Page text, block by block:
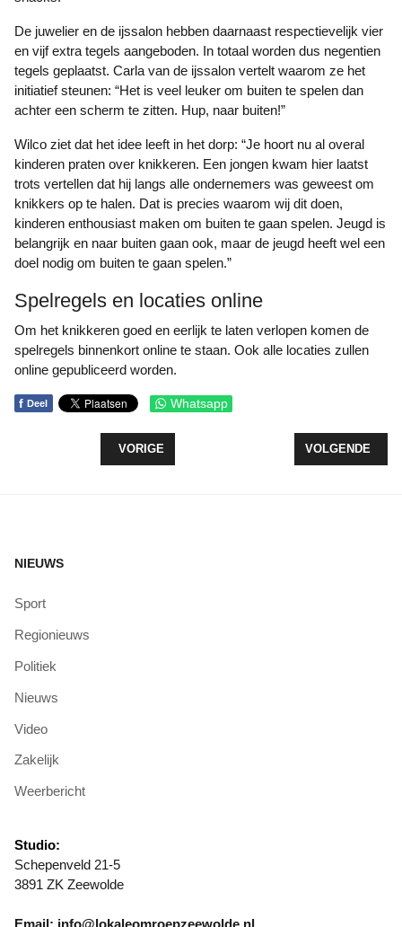
De juwelier en de ijssalon hebben daarnaast respectievelijk vier
en vijf extra tegels aangeboden. In totaal worden dus negentien
tegels geplaatst. Carla van de ijssalon vertelt waarom ze het
initiatief steunen: “Het is veel leuker om buiten te spelen dan
achter een scherm te zitten. Hup, naar buiten!”
Wilco ziet dat het idee leeft in het dorp: “Je hoort nu al overal
kinderen praten over knikkeren. Een jongen kwam hier laatst
trots vertellen dat hij langs alle ondernemers was geweest om
knikkers op te halen. Dat is precies waarom wij dit doen,
kinderen enthousiast maken om buiten te gaan spelen. Jeugd is
belangrijk en naar buiten gaan ook, maar de jeugd heeft wel een
doel nodig om buiten te gaan spelen.”
Spelregels en locaties online
Om het knikkeren goed en eerlijk te laten verlopen komen de
spelregels binnenkort online te staan. Ook alle locaties zullen
online gepubliceerd worden.
f Deel Whatsapp
VORIG ARTIKEL: LISETTE HOOGSTRATEN
VORIGE VOLGENDE
VOLGENDE
NIEUWS
Sport
Regionieuws
Politiek
Nieuws
Video
Zakelijk
Weerbericht
Studio:
Schepenveld 21-5
3891 ZK Zeewolde